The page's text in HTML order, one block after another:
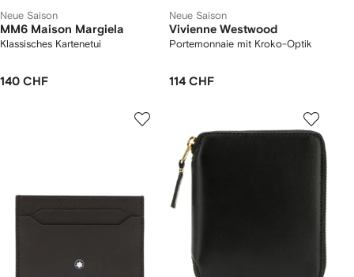
Neue Saison
MM6 Maison Margiela
Klassisches Kartenetui
140 CHF
Neue Saison
Vivienne Westwood
Portemonnaie mit Kroko-Optik
114 CHF